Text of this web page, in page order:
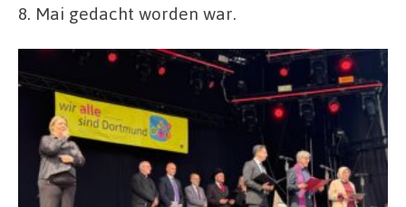
8. Mai gedacht worden war.